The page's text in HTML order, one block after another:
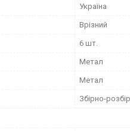
Україна
Врізний
6 шт.
Метал
Метал
Збірно-